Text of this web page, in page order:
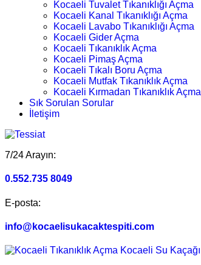
Kocaeli Tuvalet Tıkanıklığı Açma
Kocaeli Kanal Tıkanıklığı Açma
Kocaeli Lavabo Tıkanıklığı Açma
Kocaeli Gider Açma
Kocaeli Tıkanıklık Açma
Kocaeli Pimaş Açma
Kocaeli Tıkalı Boru Açma
Kocaeli Mutfak Tıkanıklık Açma
Kocaeli Kırmadan Tıkanıklık Açma
Sık Sorulan Sorular
İletişim
7/24 Arayın:
0.552.735 8049
E-posta:
info@kocaelisukacaktespiti.com